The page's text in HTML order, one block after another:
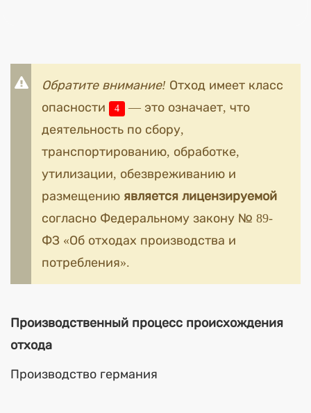
Обратите внимание! Отход имеет класс
опасности
4
— это означает, что
деятельность по сбору,
транспортированию, обработке,
утилизации, обезвреживанию и
размещению является лицензируемой
согласно Федеральному закону № 89-
ФЗ «Об отходах производства и
потребления».
Производственный процесс происхождения
отхода
Производство германия